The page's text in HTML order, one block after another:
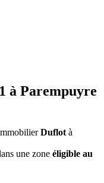
à Parempuyre
Duflot à
une zone éligible au